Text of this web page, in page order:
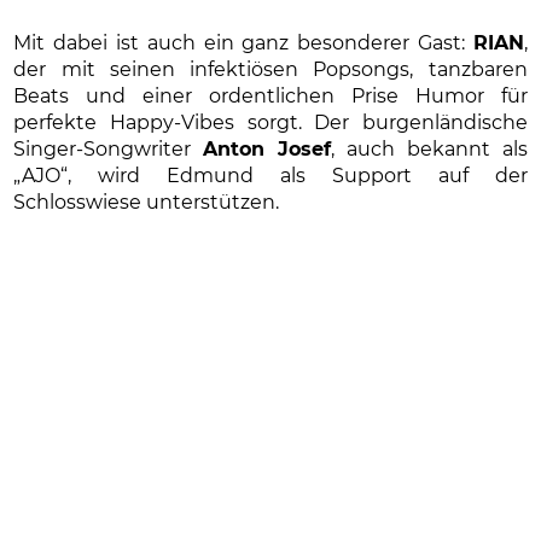
Mit dabei ist auch ein ganz besonderer Gast: RIAN ,
der mit seinen infektiösen Popsongs, tanzbaren
Beats und einer ordentlichen Prise Humor für
perfekte Happy-Vibes sorgt. Der burgenländische
Singer-SongwriterAnton Josef, auch bekannt als
„AJO“, wird Edmund als Support auf der
Schlosswiese unterstützen.